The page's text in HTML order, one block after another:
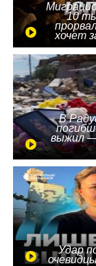
10
хочет
В
выжил —
Удар